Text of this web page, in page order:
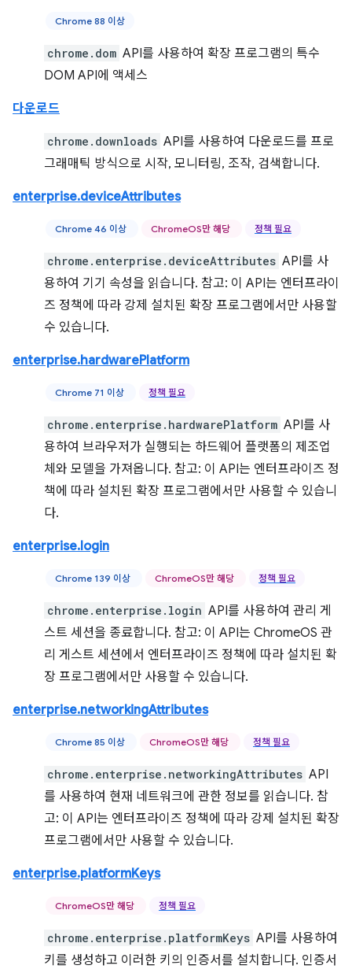
Chrome 88 이상
chrome.dom API를 사용하여 확장 프로그램의 특수
DOM API에 액세스
다운로드
chrome.downloads API를 사용하여 다운로드를 프로
그래매틱 방식으로 시작, 모니터링, 조작, 검색합니다.
enterprise.deviceAttributes
Chrome 46 이상 ChromeOS만 해당 정책 필요
chrome.enterprise.deviceAttributes API를 사
용하여 기기 속성을 읽습니다. 참고: 이 API는 엔터프라이
즈 정책에 따라 강제 설치된 확장 프로그램에서만 사용할
수 있습니다.
enterprise.hardwarePlatform
Chrome 71 이상 정책 필요
chrome.enterprise.hardwarePlatform API를 사
용하여 브라우저가 실행되는 하드웨어 플랫폼의 제조업
체와 모델을 가져옵니다. 참고: 이 API는 엔터프라이즈 정
책에 따라 설치된 확장 프로그램에서만 사용할 수 있습니
다.
enterprise.login
Chrome 139 이상 ChromeOS만 해당 정책 필요
chrome.enterprise.login API를 사용하여 관리 게
스트 세션을 종료합니다. 참고: 이 API는 ChromeOS 관
리 게스트 세션에서 엔터프라이즈 정책에 따라 설치된 확
장 프로그램에서만 사용할 수 있습니다.
enterprise.networkingAttributes
Chrome 85 이상 ChromeOS만 해당 정책 필요
chrome.enterprise.networkingAttributes API
를 사용하여 현재 네트워크에 관한 정보를 읽습니다. 참
고: 이 API는 엔터프라이즈 정책에 따라 강제 설치된 확장
프로그램에서만 사용할 수 있습니다.
enterprise.platformKeys
ChromeOS만 해당 정책 필요
chrome.enterprise.platformKeys API를 사용하여
키를 생성하고 이러한 키의 인증서를 설치합니다. 인증서